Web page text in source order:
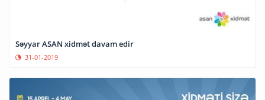
Səyyar ASAN xidmət davam edir
31-01-2019